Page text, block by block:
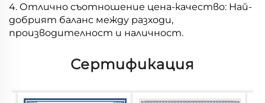
4. Отлично съотношение цена-качество: Най-
добрият баланс между разходи,
производителност и наличност.
Сертификация